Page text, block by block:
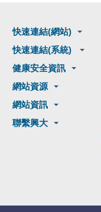
快速連結(網站)
快速連結(系統)
健康安全資訊
網站資源
網站資訊
聯繫興大